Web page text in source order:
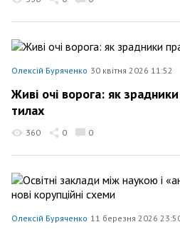
Олексій Буряченко 30 квітня 2026 11:52
Живі очі ворога: як
тилах
360 0 0
Олексій Буряченко 11 березня 2026